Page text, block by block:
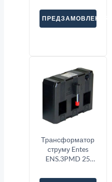
ПРЕДЗАМОВЛЕННЯ
Трансформатор
струму Entes
ENS.3PMD 25